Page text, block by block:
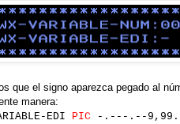
que el signo aparezca pegado al
manera:
EDI PIC -.---.--9,99.